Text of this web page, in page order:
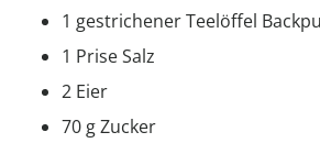
1 gestrichener Teelöffel
1 Prise Salz
2 Eier
70 g Zucker